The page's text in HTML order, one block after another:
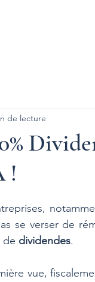
!
de lecture
se verser de
de dividendes.
vue,